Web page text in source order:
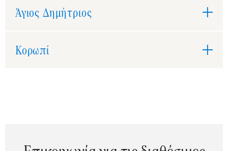
Άγιος Δημήτριος
Κορωπί